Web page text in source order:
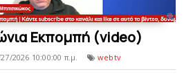
Εκπομπή (video)
2026 10:00:00 π.μ. webtv